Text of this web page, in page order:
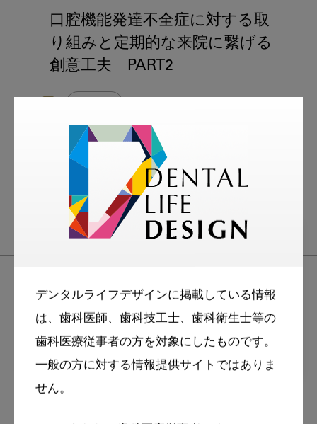
デンタルライフデザインに掲載している情報
は、歯科医師、歯科技工士、歯科衛生士等の
歯科医療従事者の方を対象にしたものです。
一般の方に対する情報提供サイトではありま
せん。
口腔機能発達不全症に対する取
り組みと定期的な来院に繋げる
創意工夫 PART2
スマイル＋アーカイブ
小児歯科